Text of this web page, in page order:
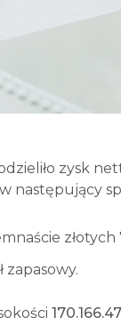
zysk
następujący
zapasowy.